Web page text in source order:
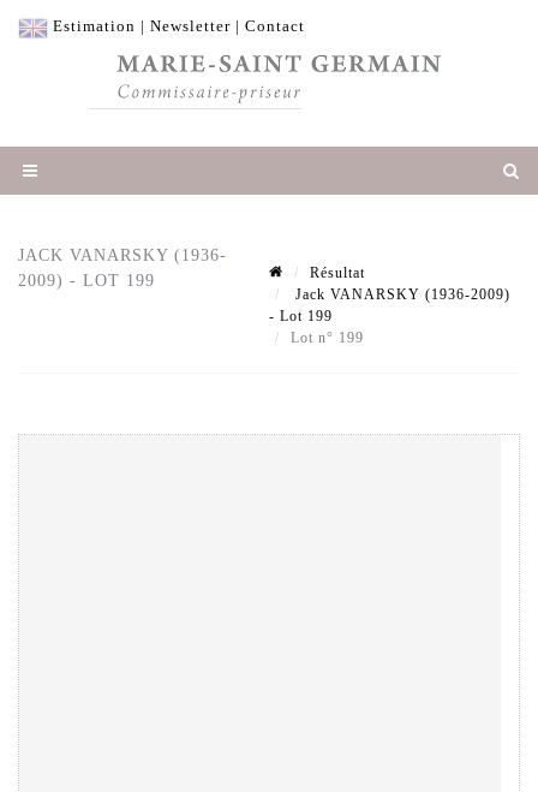
Estimation | Newsletter | Contact
JACK VANARSKY (1936-
2009) - LOT 199
Résultat
Jack VANARSKY (1936-2009)
- Lot 199
Lot n° 199